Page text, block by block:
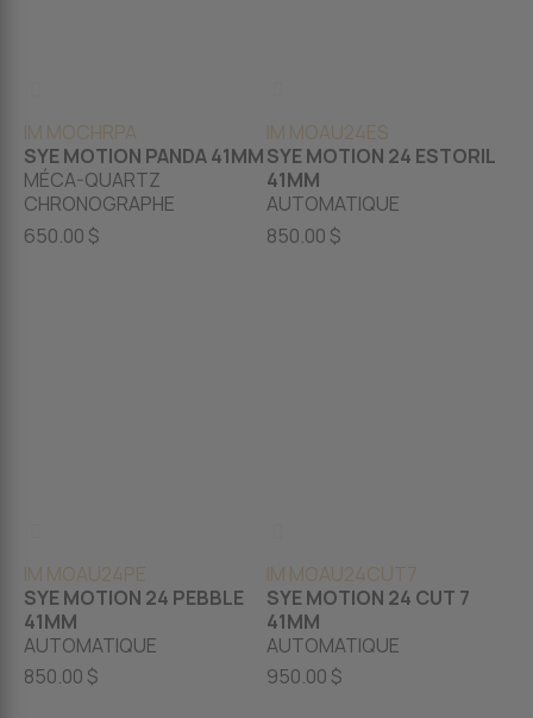
IM MOCHRPA
SYE MOTION PANDA 41MM
MÉCA-QUARTZ
CHRONOGRAPHE
650.00 $
IM MOAU24ES
SYE MOTION 24 ESTORIL
41MM
AUTOMATIQUE
850.00 $
IM MOAU24PE
SYE MOTION 24 PEBBLE
41MM
AUTOMATIQUE
850.00 $
IM MOAU24CUT7
SYE MOTION 24 CUT 7
41MM
AUTOMATIQUE
950.00 $